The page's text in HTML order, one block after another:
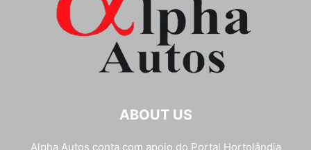
ABOUT US
Alpha Autos conta com apoio do Portal Hortolândia